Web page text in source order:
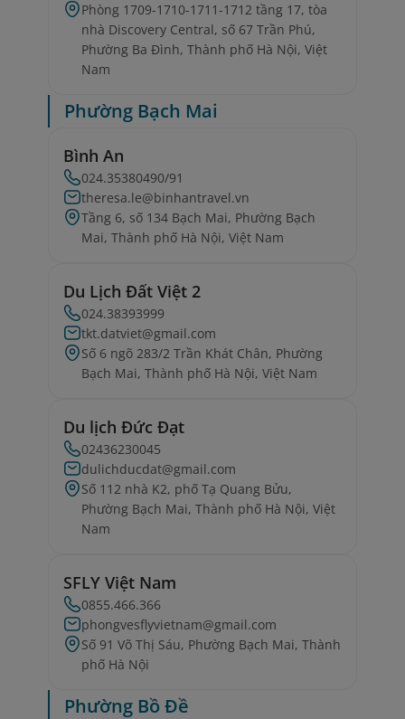
Phòng 1709-1710-1711-1712 tầng 17, tòa
nhà Discovery Central, số 67 Trần Phú,
Phường Ba Đình, Thành phố Hà Nội, Việt
Nam
Phường Bạch Mai
Bình An
024.35380490/91
theresa.le@binhantravel.vn
Tầng 6, số 134 Bạch Mai, Phường Bạch
Mai, Thành phố Hà Nội, Việt Nam
Du Lịch Đất Việt 2
024.38393999
tkt.datviet@gmail.com
Số 6 ngõ 283/2 Trần Khát Chân, Phường
Bạch Mai, Thành phố Hà Nội, Việt Nam
Du lịch Đức Đạt
02436230045
dulichducdat@gmail.com
Số 112 nhà K2, phố Tạ Quang Bửu,
Phường Bạch Mai, Thành phố Hà Nội, Việt
Nam
SFLY Việt Nam
0855.466.366
phongvesflyvietnam@gmail.com
Số 91 Võ Thị Sáu, Phường Bạch Mai, Thành
phố Hà Nội
Phường Bồ Đề